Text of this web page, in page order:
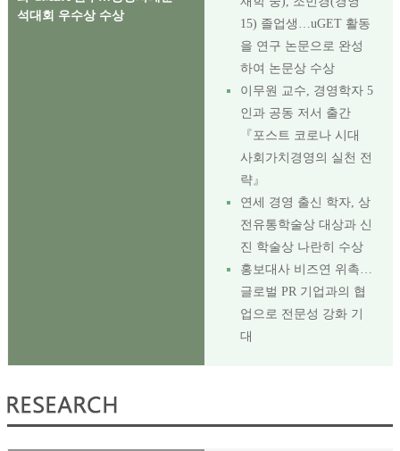
석대회 우수상 수상
15) 졸업생…uGET 활동
을 연구 논문으로 완성
하여 논문상 수상
이무원 교수, 경영학자 5
인과 공동 저서 출간
『포스트 코로나 시대
사회가치경영의 실천 전
략』
연세 경영 출신 학자, 상
전유통학술상 대상과 신
진 학술상 나란히 수상
홍보대사 비즈연 위촉…
글로벌 PR 기업과의 협
업으로 전문성 강화 기
대